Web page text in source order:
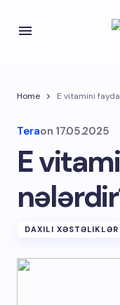
Home E vitamini
Teraon 17.05.2025
E
DAXILI XƏSTƏLIKLƏR